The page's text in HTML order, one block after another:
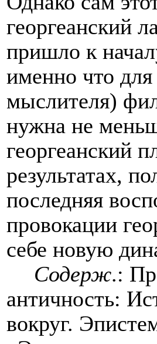
георгеанский
пришло к
именно что
мыслителя)
нужна не
георгеанский
результатах,
последняя
провокации
себе новую
Содерж.:
античность:
вокруг.